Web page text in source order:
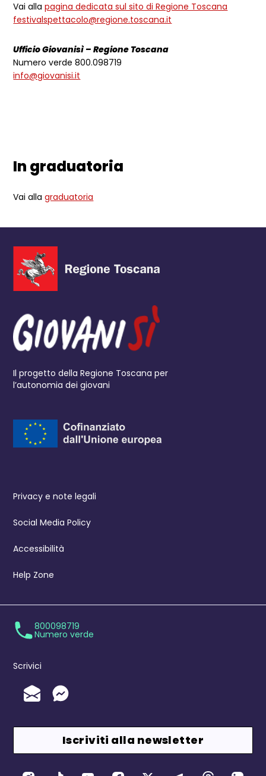
Vai allapagina dedicata sul sito di Regione Toscana
festivalspettacolo@regione.toscana.it
Ufficio Giovanisì – Regione Toscana
Numero verde 800.098719
info@giovanisi.it
In graduatoria
Vai allagraduatoria
Il progetto della Regione Toscana per
l’autonomia dei giovani
Privacy e note legali
Social Media Policy
Accessibilità
Help Zone
800098719
Numero verde
Scrivici
Invia un'Email
Messenger
Iscriviti alla newsletter
Canali Social